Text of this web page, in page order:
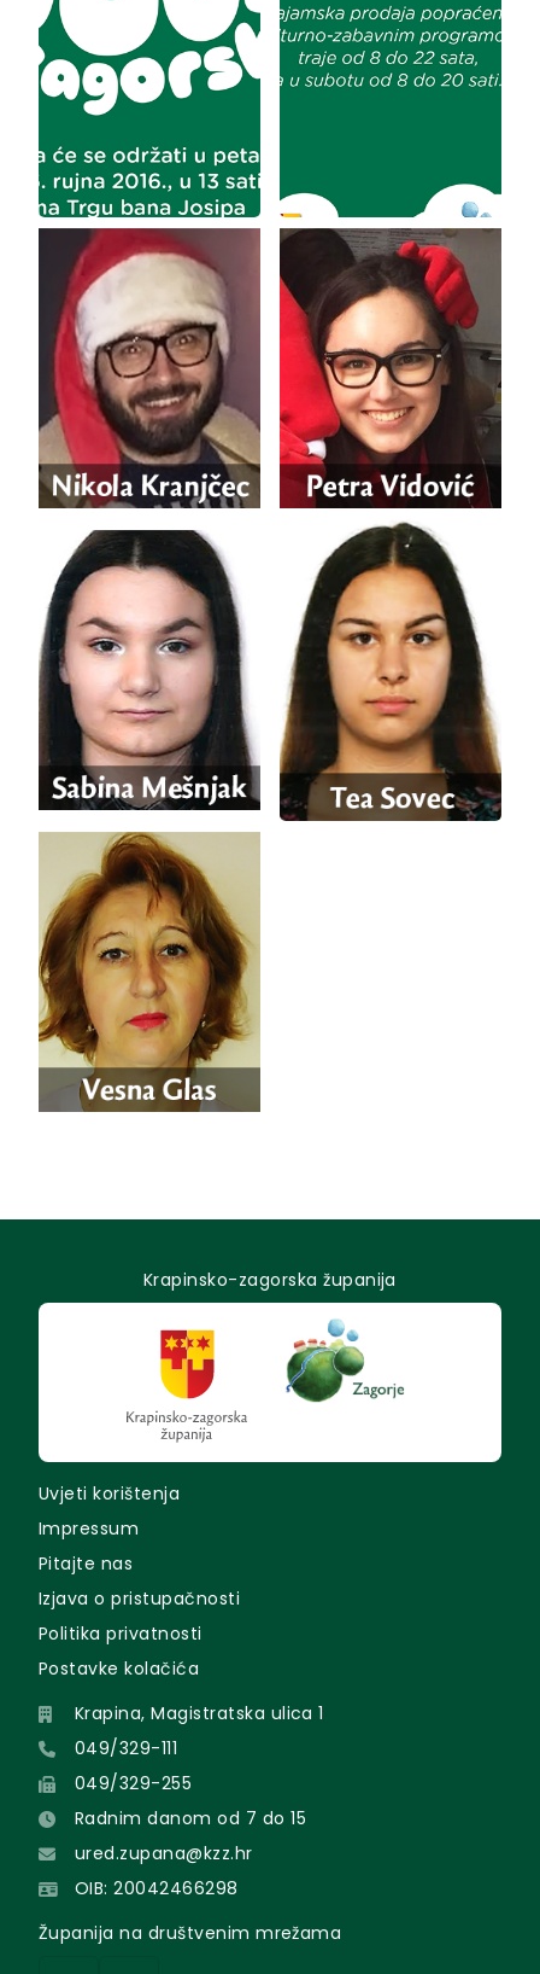
Krapinsko-zagorska županija
Uvjeti korištenja
Impressum
Pitajte nas
Izjava o pristupačnosti
Politika privatnosti
Postavke kolačića
Krapina, Magistratska ulica 1
049/329-111
049/329-255
Radnim danom od 7 do 15
ured.zupana@kzz.hr
OIB: 20042466298
Županija na društvenim mrežama